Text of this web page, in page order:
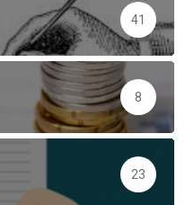
41
8
23